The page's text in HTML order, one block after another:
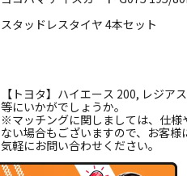
スタッドレスタイヤ 4本セット
【トヨタ】ハイエース 200, レジア
等にいかがでしょうか。
※マッチングに関しましては、仕様
ない場合もございますので、お客
気軽にお問い合わせください。